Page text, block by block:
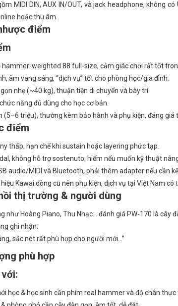
MIDI DIN, AUX IN/OUT, và jack headphone, không
hoặc thu âm .
điểm
hammer-weighted 88 full-size, cảm giác chơi rất tốt
âm vang sáng, “dịch vụ” tốt cho phòng học/gia đình.
nhẹ (~40 kg), thuận tiện di chuyển và bày trí.
năng đủ dùng cho học cơ bản.
(5–6 triệu), thường kèm bảo hành và phụ kiện, đáng giá
điểm
thấp, hạn chế khi sustain hoặc layering phức tạp.
không hỗ trợ sostenuto; hiếm nếu muốn kỹ thuật
audio/MIDI và Bluetooth, phải thêm adapter nếu cần
Kawai dòng cũ nên phụ kiện, dịch vụ tại Việt Nam có
thị trường & người dùng
như Hoàng Piano, Thu Nhạc… đánh giá PW‑170 là
ghi nhận:
sắc nét rất phù hợp cho người mới…”
phù hợp
học & học sinh cần phím real hammer và độ chân